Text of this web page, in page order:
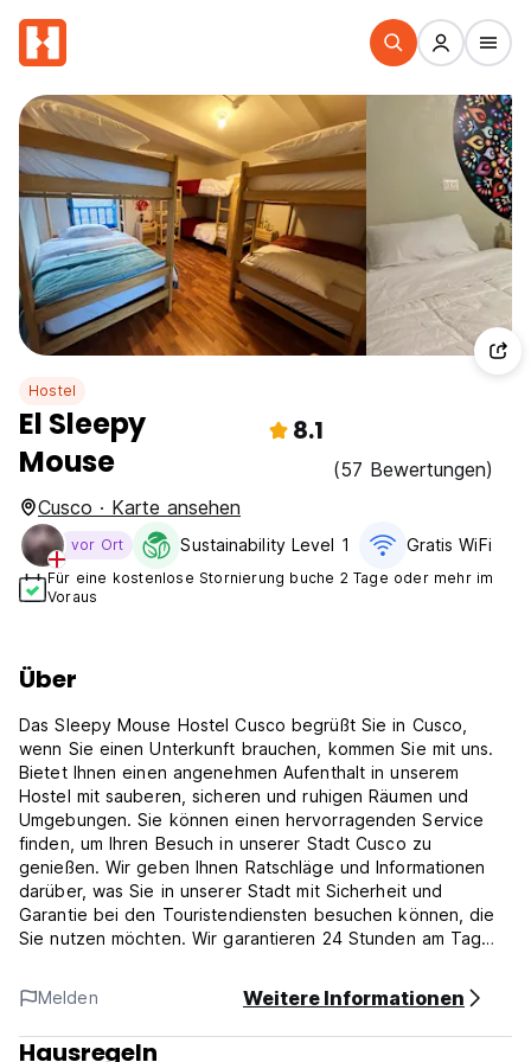
Hostel
El Sleepy
Mouse
8.1
(57 Bewertungen)
Cusco · Karte ansehen
vor Ort Sustainability Level 1 Gratis WiFi
Für eine kostenlose Stornierung buche 2 Tage oder mehr im
Voraus
Über
Das Sleepy Mouse Hostel Cusco begrüßt Sie in Cusco,
wenn Sie einen Unterkunft brauchen, kommen Sie mit uns.
Bietet Ihnen einen angenehmen Aufenthalt in unserem
Hostel mit sauberen, sicheren und ruhigen Räumen und
Umgebungen. Sie können einen hervorragenden Service
finden, um Ihren Besuch in unserer Stadt Cusco zu
genießen. Wir geben Ihnen Ratschläge und Informationen
darüber, was Sie in unserer Stadt mit Sicherheit und
Garantie bei den Touristendiensten besuchen können, die
Sie nutzen möchten. Wir garantieren 24 Stunden am Tag
sicheren Ort, an dem Sie Ihre Wertsachen aufbewahren und
die Kücheneinrichtung für die Verwendung von Gast und
kostenlose lokale Anrufe implementieren können. Das
Sleepy Mouse Hostel befinden uns auf Avenida Alta Nr. 410
Melden Weitere Informationen
Hausregeln